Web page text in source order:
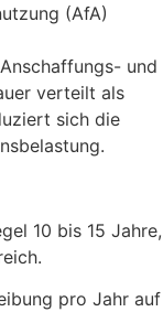
(AfA)
und
verteilt als
sich die
10 bis 15 Jahre,
pro Jahr auf